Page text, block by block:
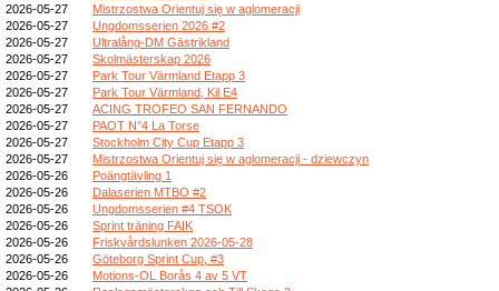
2026-05-27
Mistrzostwa Orientuj się w aglomeracji
2026-05-27
Ungdomsserien 2026 #2
2026-05-27
Ultralång-DM Gästrikland
2026-05-27
Skolmästerskap 2026
2026-05-27
Park Tour Värmland Etapp 3
2026-05-27
Park Tour Värmland, Kil E4
2026-05-27
ACING TROFEO SAN FERNANDO
2026-05-27
PAOT N°4 La Torse
2026-05-27
Stockholm City Cup Etapp 3
2026-05-27
Mistrzostwa Orientuj się w aglomeracji - dziewczyn
2026-05-26
Poängtävling 1
2026-05-26
Dalaserien MTBO #2
2026-05-26
Ungdomsserien #4 TSOK
2026-05-26
Sprint träning FAIK
2026-05-26
Friskvårdslunken 2026-05-28
2026-05-26
Göteborg Sprint Cup, #3
2026-05-26
Motions-OL Borås 4 av 5 VT